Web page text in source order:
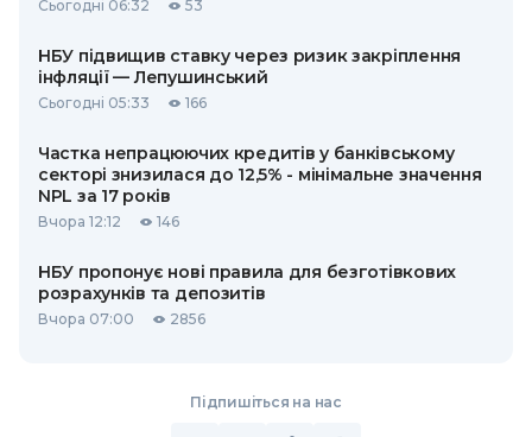
Сьогодні 06:32 53
НБУ підвищив ставку через ризик закріплення
інфляції — Лепушинський
Сьогодні 05:33 166
Частка непрацюючих кредитів у банківському
секторі знизилася до 12,5% - мінімальне значення
NPL за 17 років
Вчора 12:12 146
НБУ пропонує нові правила для безготівкових
розрахунків та депозитів
Вчора 07:00 2856
Підпишіться на нас